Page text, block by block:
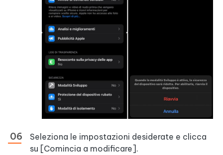
Seleziona le impostazioni desiderate e clicca
su [Comincia a modificare].